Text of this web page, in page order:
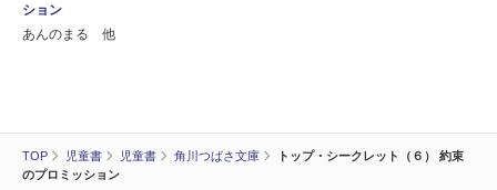
TOP 児童書 児童書 角川つばさ文庫
トップ・シークレット（６） 約束
のプロミッション
ション
あんのまる 他